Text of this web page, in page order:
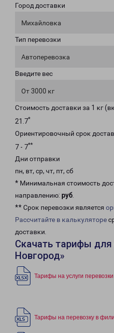
Город доставки
Михайловка
Тип перевозки
Автоперевозка
Введите вес
От 3000 кг
Стоимость доставки за 1 кг
21.7*
Ориентировочный срок
7 - 7**
Дни отправки
пн, вт, ср, чт, пт, сб
* Минимальная стоимость
направлению: руб.
** Срок перевозки является
Рассчитайте в калькуляторе
доставки.
Скачать тарифы
Новгород»
Тарифы на услуги перевозки
Тарифы на перевозку в